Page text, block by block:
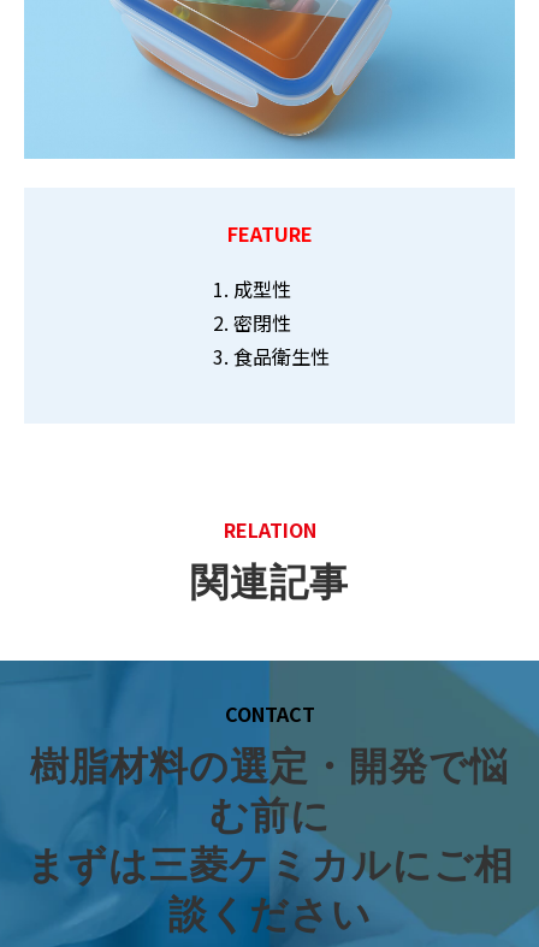
FEATURE
成型性
密閉性
食品衛生性
RELATION
関連記事
CONTACT
樹脂材料の選定・開発で悩
む前に
まずは三菱ケミカルにご相
談ください